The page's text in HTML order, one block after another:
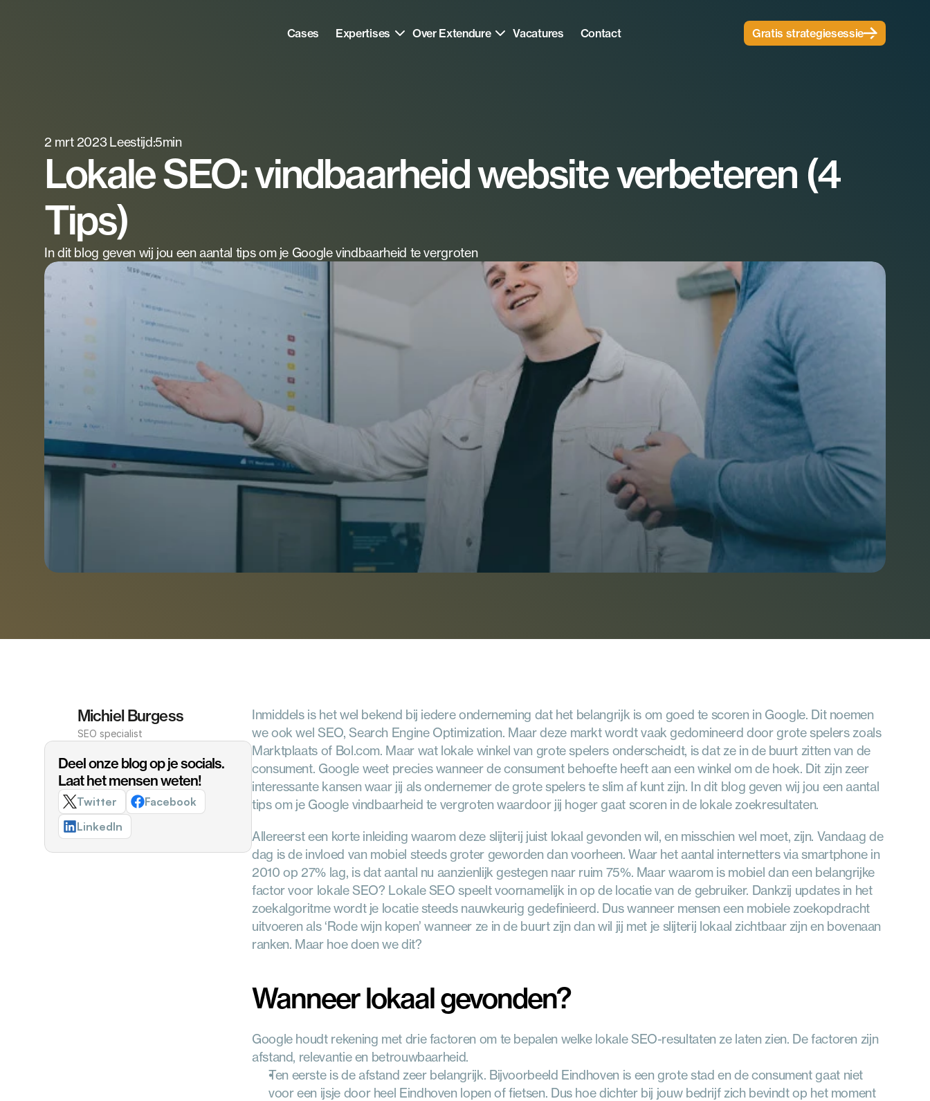
Cases Expertises Over Extendure Vacatures Contact Gratis strategiesessie
2 mrt 2023 Leestijd:5min
Lokale SEO: vindbaarheid website verbeteren (4
Tips)
In dit blog geven wij jou een aantal tips om je Google vindbaarheid te vergroten
Michiel Burgess
SEO specialist
Deel onze blog op je socials.
Laat het mensen weten!
Twitter
Facebook
LinkedIn
Inmiddels is het wel bekend bij iedere onderneming dat het belangrijk is om goed te scoren in Google. Dit noemen
we ook wel SEO, Search Engine Optimization. Maar deze markt wordt vaak gedomineerd door grote spelers zoals
Marktplaats of Bol.com. Maar wat lokale winkel van grote spelers onderscheidt, is dat ze in de buurt zitten van de
consument. Google weet precies wanneer de consument behoefte heeft aan een winkel om de hoek. Dit zijn zeer
interessante kansen waar jij als ondernemer de grote spelers te slim af kunt zijn. In dit blog geven wij jou een aantal
tips om je Google vindbaarheid te vergroten waardoor jij hoger gaat scoren in de lokale zoekresultaten.
Allereerst een korte inleiding waarom deze slijterij juist lokaal gevonden wil, en misschien wel moet, zijn. Vandaag de
dag is de invloed van mobiel steeds groter geworden dan voorheen. Waar het aantal internetters via smartphone in
2010 op 27% lag, is dat aantal nu aanzienlijk gestegen naar ruim 75%. Maar waarom is mobiel dan een belangrijke
factor voor lokale SEO? Lokale SEO speelt voornamelijk in op de locatie van de gebruiker. Dankzij updates in het
zoekalgoritme wordt je locatie steeds nauwkeurig gedefinieerd. Dus wanneer mensen een mobiele zoekopdracht
uitvoeren als ‘Rode wijn kopen’ wanneer ze in de buurt zijn dan wil jij met je slijterij lokaal zichtbaar zijn en bovenaan
ranken. Maar hoe doen we dit?
Wanneer lokaal gevonden?
Google houdt rekening met drie factoren om te bepalen welke lokale SEO-resultaten ze laten zien. De factoren zijn
afstand, relevantie en betrouwbaarheid.
Ten eerste is de afstand zeer belangrijk. Bijvoorbeeld Eindhoven is een grote stad en de consument gaat niet
voor een ijsje door heel Eindhoven lopen of fietsen. Dus hoe dichter bij jouw bedrijf zich bevindt op het moment